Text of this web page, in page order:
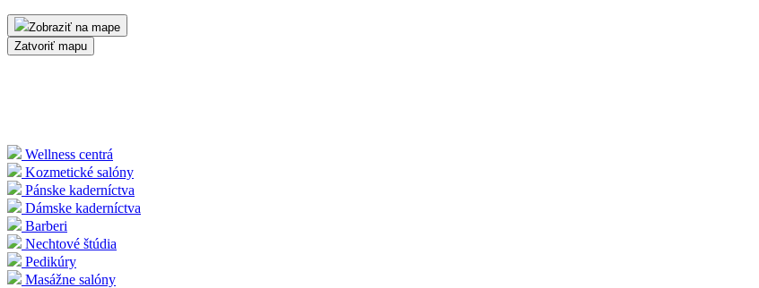
Zobraziť na mape
Zatvoriť mapu
Wellness centrá
Kozmetické salóny
Pánske kaderníctva
Dámske kaderníctva
Barberi
Nechtové štúdia
Pedikúry
Masážne salóny